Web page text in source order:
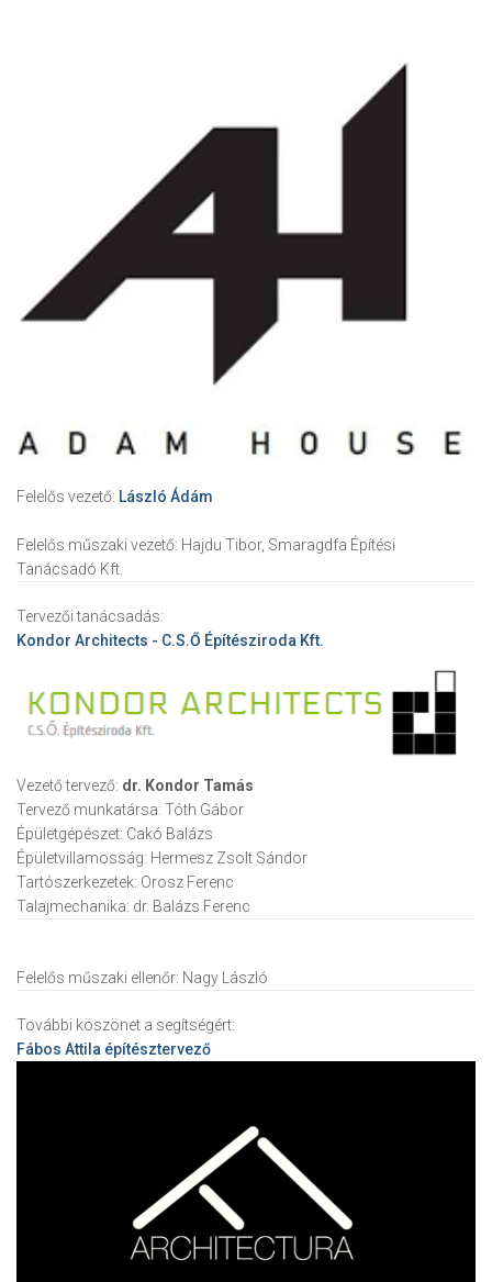
Felelős vezető: László Ádám
Felelős műszaki vezető: Hajdu Tibor, Smaragdfa Építési
Tanácsadó Kft.
Tervezői tanácsadás:
Kondor Architects - C.S.Ő Építésziroda Kft.
Vezető tervező: dr. Kondor Tamás
Tervező munkatársa: Tóth Gábor
Épületgépészet: Cakó Balázs
Épületvillamosság: Hermesz Zsolt Sándor
Tartószerkezetek: Orosz Ferenc
Talajmechanika: dr. Balázs Ferenc
Felelős műszaki ellenőr: Nagy László
További köszönet a segítségért:
Fábos Attila építésztervező